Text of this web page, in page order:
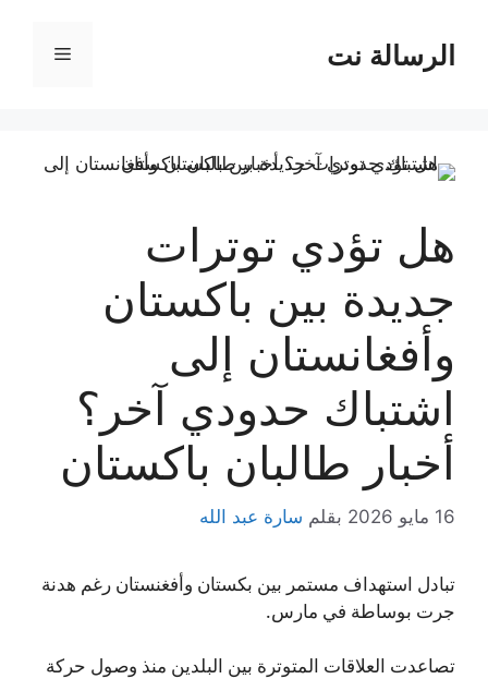
المحتوىالرسالة نت القائمة
هل تؤدي توترات
جديدة بين باكستان
وأفغانستان إلى
اشتباك حدودي آخر؟
أخبار طالبان باكستان
16 مايو 2026 بقلم سارة عبد الله
تبادل استهداف مستمر بين بكستان وأفغنستان رغم هدنة
جرت بوساطة في مارس.
تصاعدت العلاقات المتوترة بين البلدين منذ وصول حركة